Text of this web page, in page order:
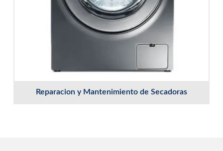
Reparacion y Mantenimiento de Secadoras